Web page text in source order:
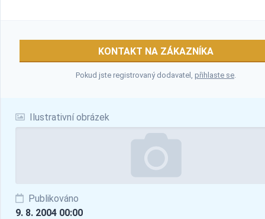
Ilustrativní obrázek
Publikováno
9. 8. 2004 00:00
KONTAKT NA ZÁKAZNÍKA
Pokud jste registrovaný dodavatel, přihlaste se.